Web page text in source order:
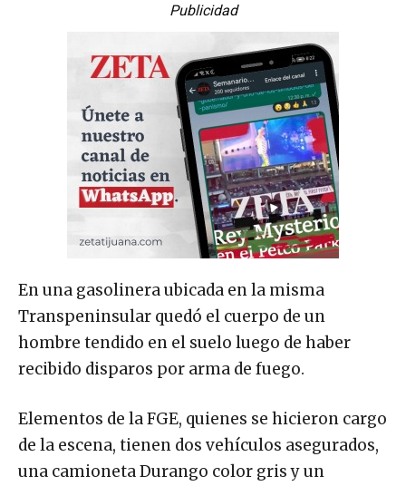
Publicidad
En una gasolinera ubicada en la misma
Transpeninsular quedó el cuerpo de un
hombre tendido en el suelo luego de haber
recibido disparos por arma de fuego.
Elementos de la FGE, quienes se hicieron cargo
de la escena, tienen dos vehículos asegurados,
una camioneta Durango color gris y un